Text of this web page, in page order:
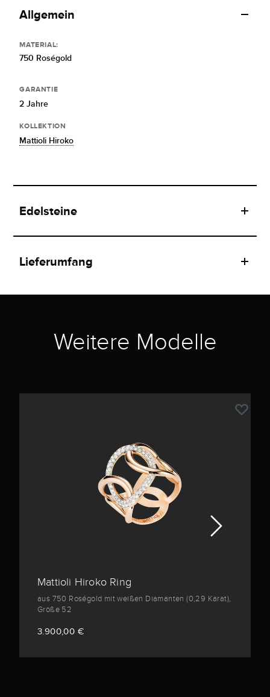
Allgemein
MATERIAL:
750 Roségold
GARANTIE
2 Jahre
KOLLEKTION
Mattioli Hiroko
Edelsteine
Lieferumfang
Weitere Modelle
Mattioli Hiroko Ring
aus 750 Roségold mit weißen Diamanten (0,29 Karat),
Größe 52
3.900,00 €